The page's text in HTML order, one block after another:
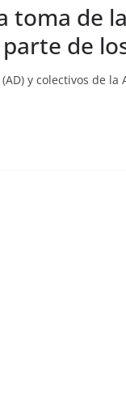
toma de
de
y colectivos de